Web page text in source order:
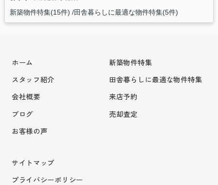
新築物件特集(15件) 田舎暮らしに最適な物件特集(5件)
ホーム
スタッフ紹介
会社概要
ブログ
お客様の声
新築物件特集
田舎暮らしに最適な物件特集
来店予約
売却査定
サイトマップ
プライバシーポリシー